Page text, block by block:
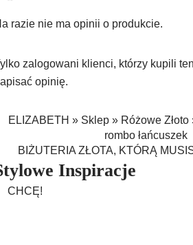
razie nie ma opinii o produkcie.
zalogowani klienci, którzy kupili
opinię.
ELIZABETH » Sklep» Różowe Złoto
rombo łańcuszek
BIŻUTERIA ZŁOTA, KTÓRĄ
Inspiracje
CHCĘ!